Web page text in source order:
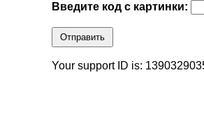
Введите код с картинки:
Отправить
Your support ID is: